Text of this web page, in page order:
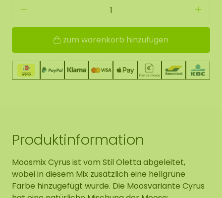
zum warenkorb hinzufügen
Produktinformation
Moosmix Cyrus ist vom Stil Oletta abgeleitet,
wobei in diesem Mix zusätzlich eine hellgrüne
Farbe hinzugefügt wurde. Die Moosvariante Cyrus